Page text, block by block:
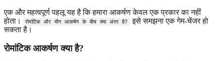
एक और महत्वपूर्ण पहलू यह है कि हमारा आकर्षण केवल एक प्रकार का नहीं
होता।
रोमांटिक और यौन आकर्षण के बीच क्या अंतर है?
इसे समझना एक गेम-चेंजर हो
सकता है।
रोमांटिक आकर्षण क्या है?